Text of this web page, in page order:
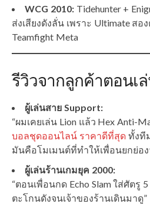
WCG 2010:Tidehunter +
ส่งเสียงดังลั่น เพราะ Ultimate
Teamfight Meta
รีวิวจากลูกค้าตอนเ
ผู้เล่นสาย Support:
“ผมเคยเล่น Lion แล้ว Hex Anti-
บอลชุดออนไลน์ ราคาดีที่สุดทั้งที
มันคือโมเมนต์ที่ทำให้เพื่อนยกย่อ
ผู้เล่นร้านเกมยุค 2000:
“ตอนเพื่อนกด Echo Slam ใส่ศัตรู
ตะโกนดังจนเจ้าของร้านเดินมาดู”